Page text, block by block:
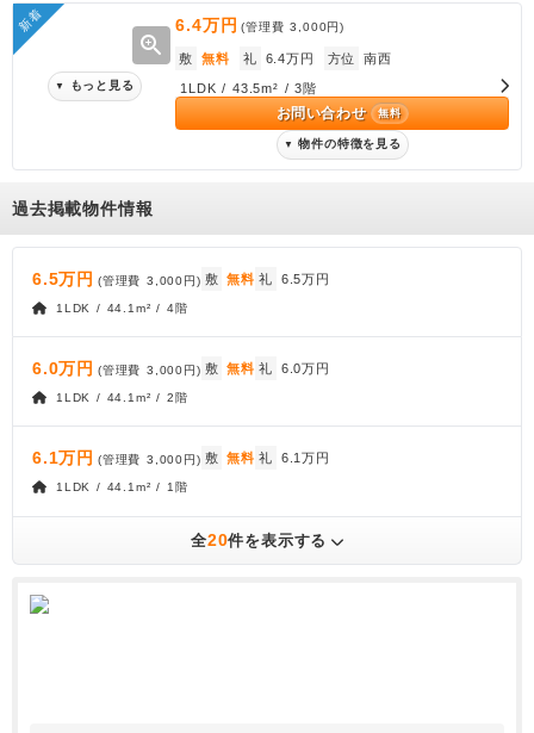
新着
zoom_in
▼ もっと見る
6.4万円 (管理費3,000円)
敷 無料 礼 6.4万円 方位 南西
1LDK / 43.5m² / 3階
お問い合わせ 無料
▼ 物件の特徴を見る
過去掲載物件情報
6.5万円 (管理費 3,000円) 敷 無料 礼 6.5万円
1LDK / 44.1m² / 4階
6.0万円 (管理費 3,000円) 敷 無料 礼 6.0万円
1LDK / 44.1m² / 2階
6.1万円 (管理費 3,000円) 敷 無料 礼 6.1万円
1LDK / 44.1m² / 1階
全20件を表示する